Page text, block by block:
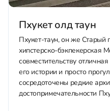
Пхукет олд таун
Пхукет-таун, он же Старый
хипстерско-бэкпекерская
совместительству
его истории и просто
сосредоточены редкие
достопримечательности